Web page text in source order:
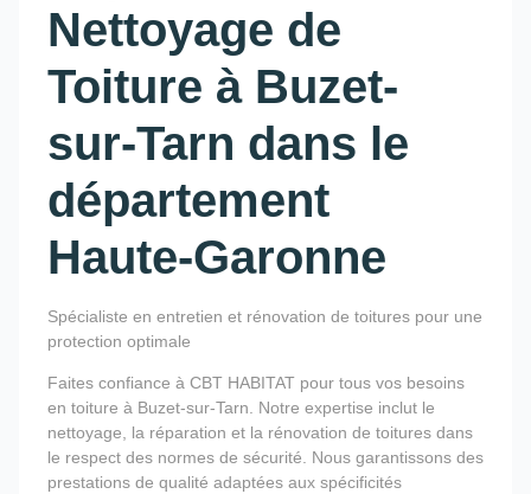
Nettoyage de
Toiture à Buzet-
sur-Tarn dans le
département
Haute-Garonne
Spécialiste en entretien et rénovation de toitures pour une
protection optimale
Faites confiance à CBT HABITAT pour tous vos besoins
en toiture à Buzet-sur-Tarn. Notre expertise inclut le
nettoyage, la réparation et la rénovation de toitures dans
le respect des normes de sécurité. Nous garantissons des
prestations de qualité adaptées aux spécificités